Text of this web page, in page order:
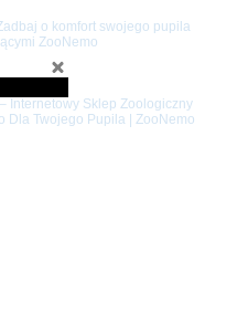
o komfort swojego pupila
ZooNemo
Internetowy Sklep Zoologiczny
Dla Twojego Pupila | ZooNemo